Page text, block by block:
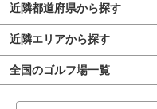
近隣都道府県から探す
近隣エリアから探す
全国のゴルフ場一覧